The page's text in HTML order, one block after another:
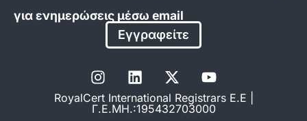
για ενημερώσεις μέσω email
Εγγραφείτε
RoyalCert International Registrars E.E |
Γ.Ε.ΜΗ.:195432703000